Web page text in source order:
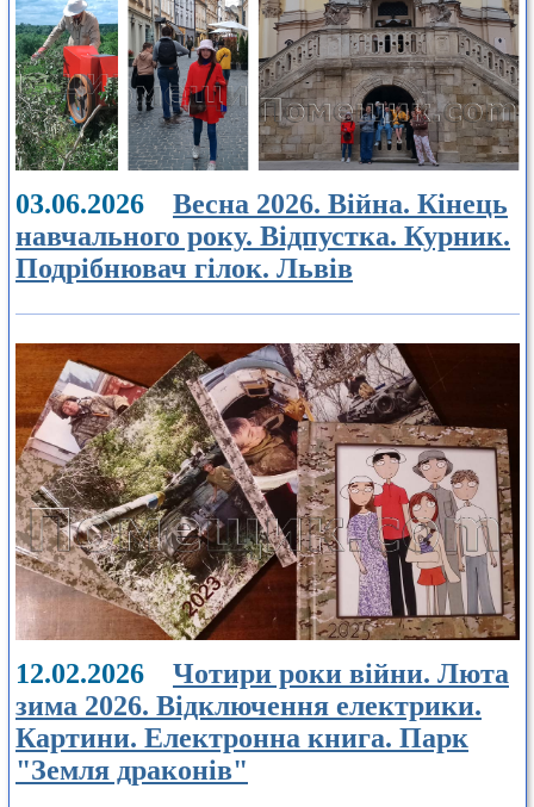
03.06.2026 Весна 2026. Війна. Кінець
навчального року. Відпустка. Курник.
Подрібнювач гілок. Львів
12.02.2026 Чотири роки війни. Люта
зима 2026. Відключення електрики.
Картини. Електронна книга. Парк
"Земля драконів"